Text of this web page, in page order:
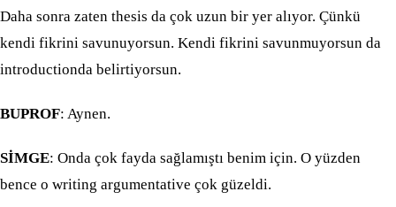
Daha sonra zaten thesis da çok uzun bir yer alıyor. Çünkü
kendi fikrini savunuyorsun. Kendi fikrini savunmuyorsun da
introductionda belirtiyorsun.
BUPROF: Aynen.
SİMGE: Onda çok fayda sağlamıştı benim için. O yüzden
bence o writing argumentative çok güzeldi.